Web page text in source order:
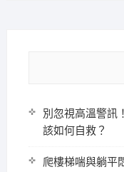
別忽視高溫警訊
該如何自救？
爬樓梯喘與躺平